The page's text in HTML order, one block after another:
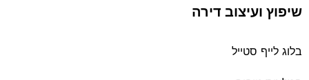
שיפוץ ועיצוב דירה
בלוג לייף סטייל